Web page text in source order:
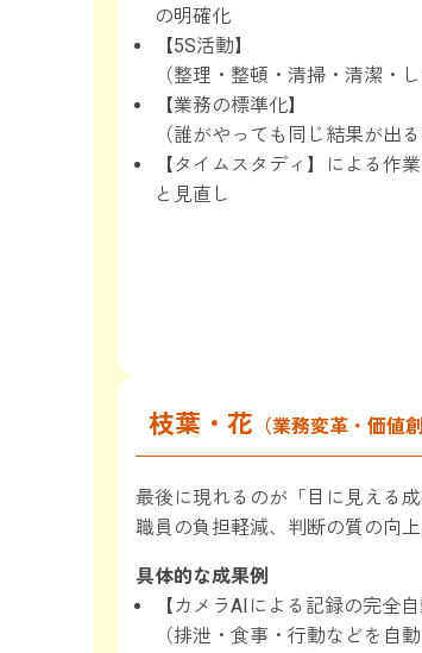
の明確化
【5S活動】
（整理・整頓・清掃・清潔・
【業務の標準化】
（誰がやっても同じ結果が出る
【タイムスタディ】による作
と見直し
枝葉・花 （業務変革・価値創
最後に現れるのが「目に見える成
職員の負担軽減、判断の質の向
具体的な成果例
【カメラAIによる記録の完全自
（排泄・食事・行動などを自動